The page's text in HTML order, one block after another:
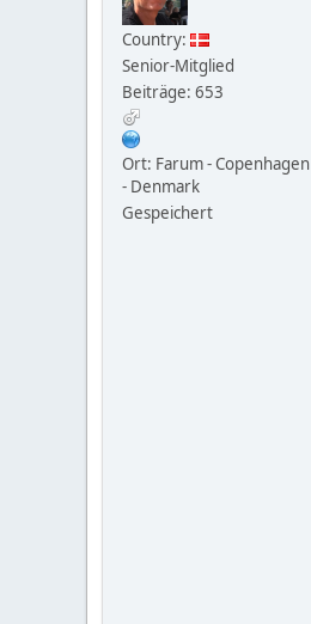
Country:
Senior-Mitglied
Beiträge: 653
Ort: Farum - Copenhagen
- Denmark
Gespeichert